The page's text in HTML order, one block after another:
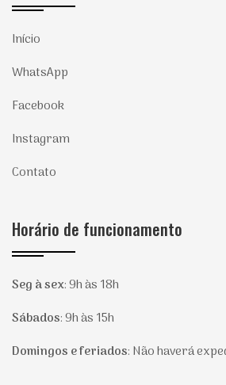
Início
WhatsApp
Facebook
Instagram
Contato
Horário de funcionamento
Seg à sex:9h às 18h
Sábados:9h às 15h
Domingos e feriados: Não haverá